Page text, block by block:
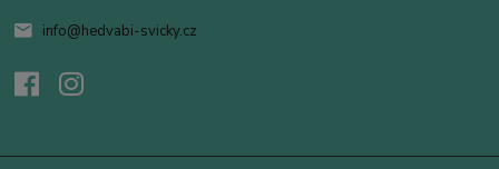
info@hedvabi-svicky.cz